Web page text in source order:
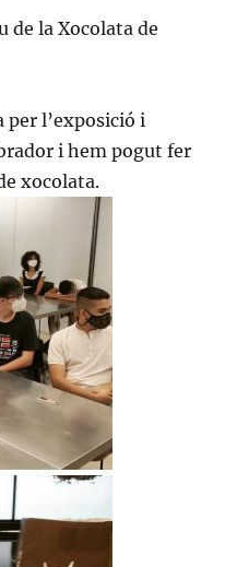
de la Xocolata de
l’exposició i
i hem pogut fer
xocolata.